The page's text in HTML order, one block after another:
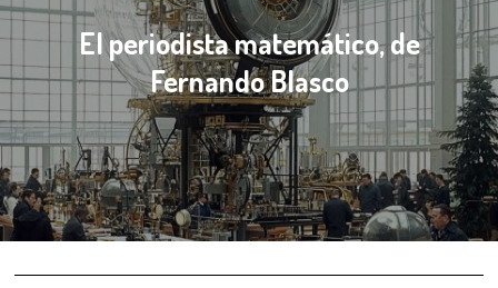
El periodista matemático, de
Fernando Blasco